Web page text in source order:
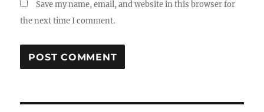
Save my name, email, and website in this browser for
the next time I comment.